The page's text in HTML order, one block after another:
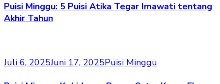
Puisi Minggu: 5 Puisi Atika Tegar Imawati tentang
Akhir Tahun
Juli 6, 2025Juni 17, 2025Puisi Minggu